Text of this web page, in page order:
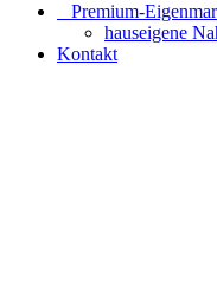
⠀​Premium-
hauseigene
Kontakt